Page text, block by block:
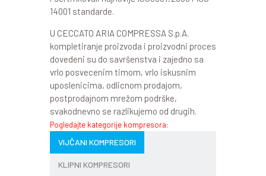
14001 standarde.
U CECCATO ARIA COMPRESSA S.p.A.
kompletiranje proizvoda i proizvodni proces
dovedeni su do savršenstva i zajedno sa
vrlo posvecenim timom, vrlo iskusnim
uposlenicima, odlicnom prodajom,
postprodajnom mrežom podrške,
svakodnevno se razlikujemo od drugih.
Pogledajte kategorije kompresora:
VIJČANI KOMPRESORI
KLIPNI KOMPRESORI